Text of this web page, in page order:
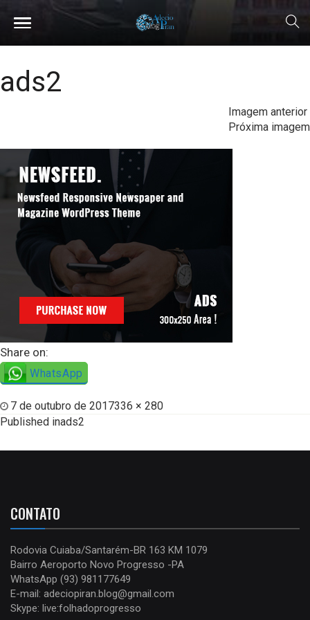
ads2
Imagem anterior
Próxima imagem
Share on:
WhatsApp
7 de outubro de 2017336 × 280
Published inads2
CONTATO
Rodovia Cuiaba/Santarém-BR 163 KM 1079
Bairro Aeroporto Novo Progresso -PA
WhatsApp (93) 981177649
E-mail: adeciopiran.blog@gmail.com
Skype: live:folhadoprogresso